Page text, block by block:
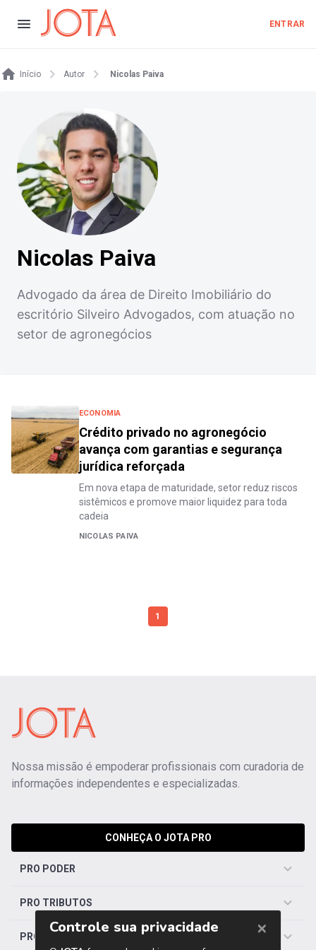
ENTRAR
Início Autor Nicolas Paiva
Nicolas Paiva
Advogado da área de Direito Imobiliário do
escritório Silveiro Advogados, com atuação no
setor de agronegócios
ECONOMIA
Crédito privado no agronegócio
avança com garantias e segurança
jurídica reforçada
Em nova etapa de maturidade, setor reduz riscos
sistêmicos e promove maior liquidez para toda
cadeia
NICOLAS PAIVA
1
Nossa missão é empoderar profissionais com curadoria de
informações independentes e especializadas.
CONHEÇA O JOTA PRO
PRO PODER
PRO TRIBUTOS
PRO TRABALHISTA